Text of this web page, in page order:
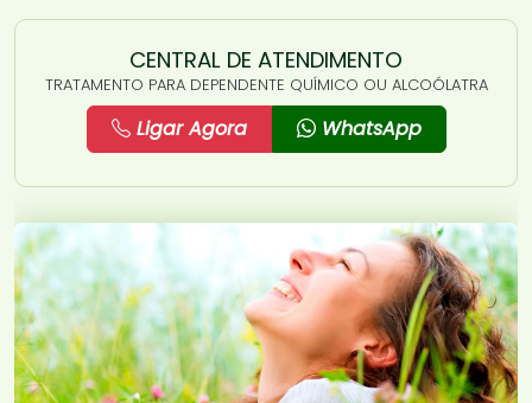
CENTRAL DE ATENDIMENTO
TRATAMENTO PARA DEPENDENTE QUÍMICO OU ALCOÓLATRA
Ligar Agora WhatsApp